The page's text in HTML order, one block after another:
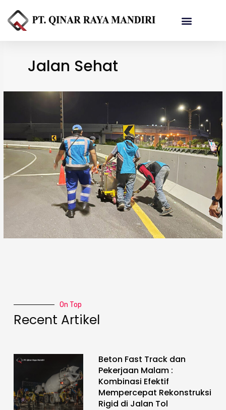
Jalan Sehat
On Top
Recent Artikel
Beton Fast Track dan
Pekerjaan Malam :
Kombinasi Efektif
Mempercepat Rekonstruksi
Rigid di Jalan Tol